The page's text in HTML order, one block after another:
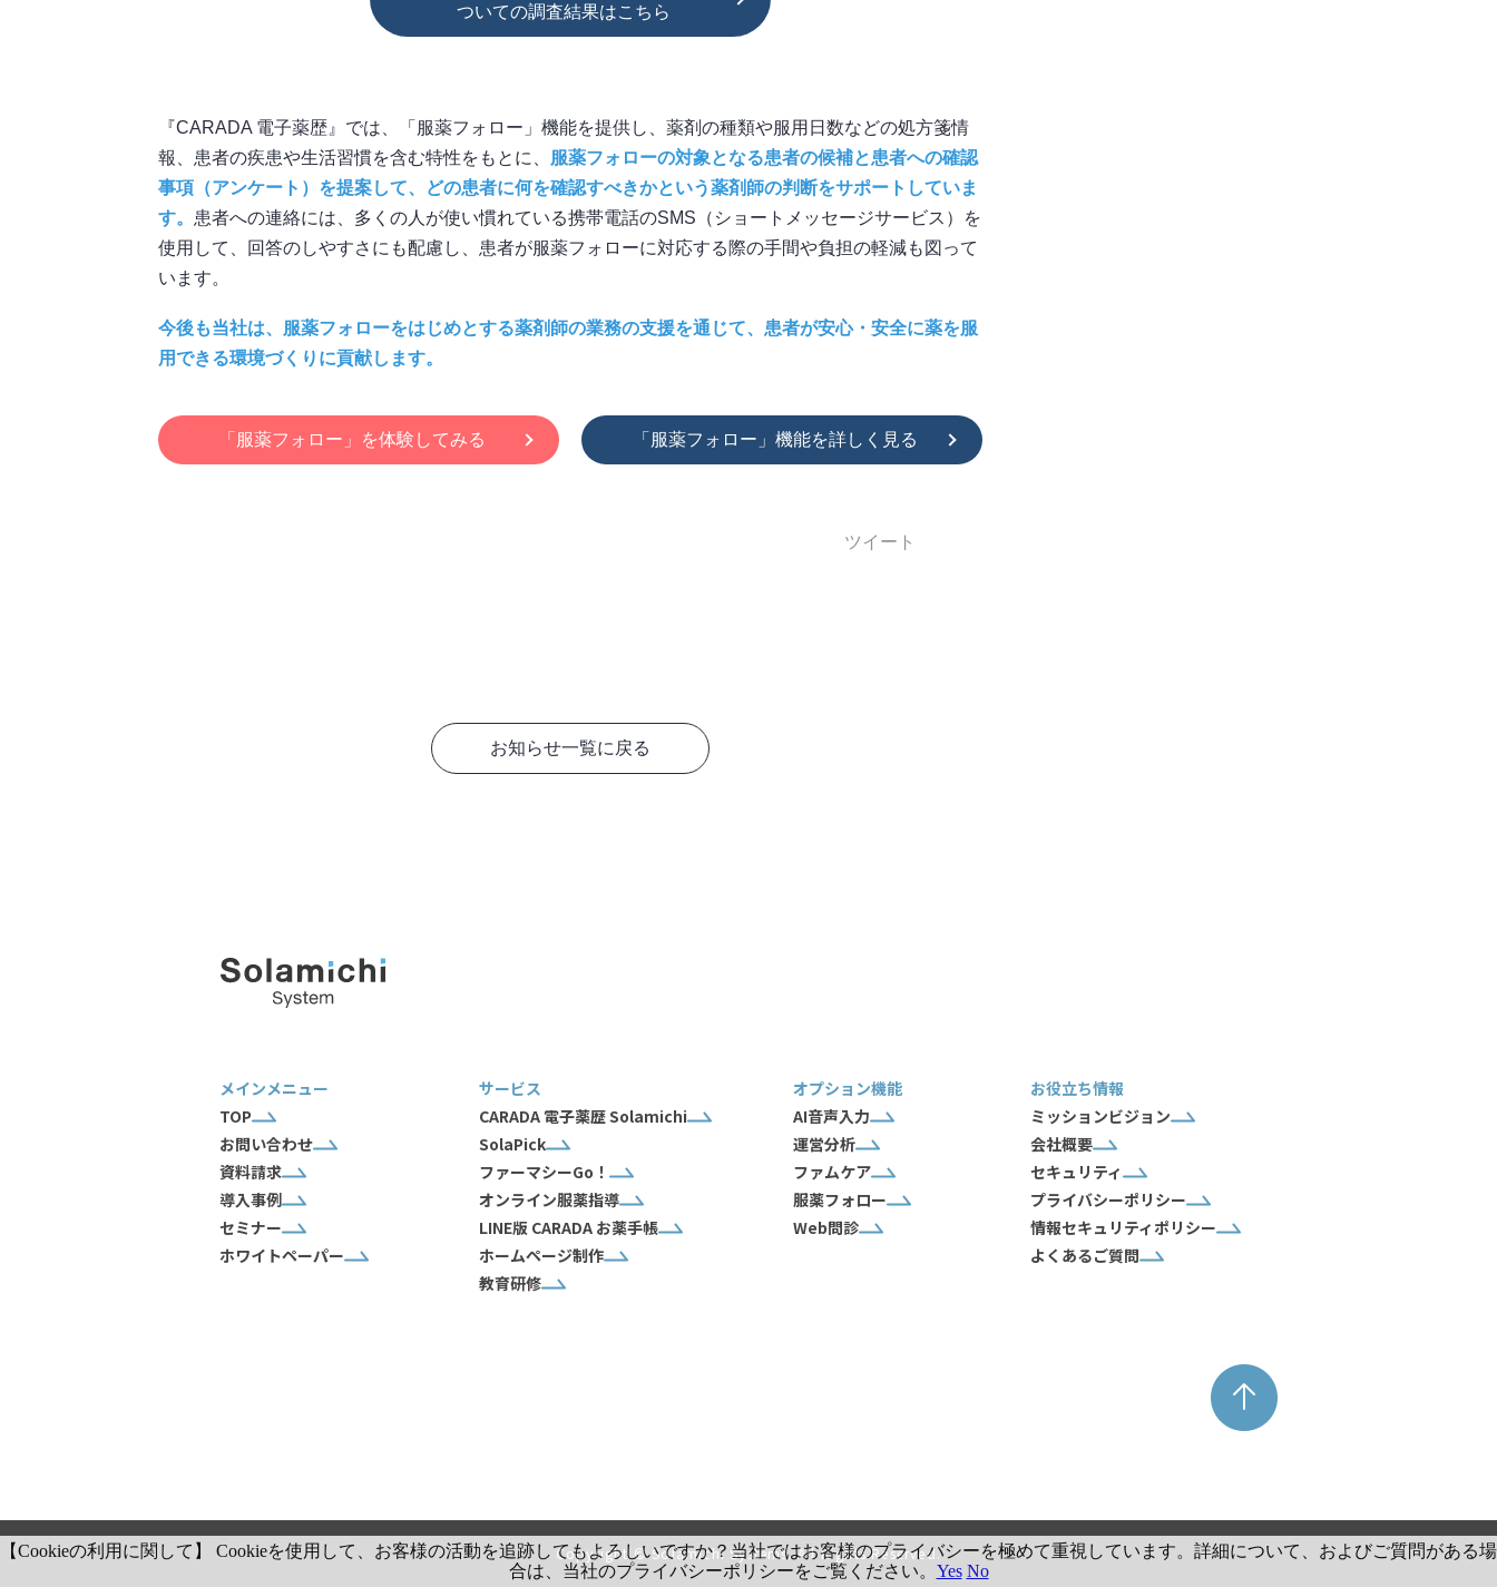
ついての調査結果はこちら
『CARADA 電子薬歴』では、「服薬フォロー」機能を提供し、薬剤の種類や服用日数などの処方箋情
報、患者の疾患や生活習慣を含む特性をもとに、 服薬フォローの対象となる患者の候補と患者への確認
事項（アンケート）を提案して、どの患者に何を確認すべきかという薬剤師の判断をサポートしていま
す。 患者への連絡には、多くの人が使い慣れている携帯電話のSMS（ショートメッセージサービス）を
使用して、回答のしやすさにも配慮し、患者が服薬フォローに対応する際の手間や負担の軽減も図って
います。
今後も当社は、服薬フォローをはじめとする薬剤師の業務の支援を通じて、患者が安心・安全に薬を服
用できる環境づくりに貢献します。
「服薬フォロー」を体験してみる 「服薬フォロー」機能を詳しく見る
ツイート
お知らせ一覧に戻る
メインメニュー
TOP
お問い合わせ
資料請求
導入事例
セミナー
ホワイトペーパー
サービス
CARADA 電子薬歴 Solamichi
SolaPick
ファーマシーGo！
オンライン服薬指導
LINE版 CARADA お薬手帳
ホームページ制作
教育研修
オプション機能
AI音声入力
運営分析
ファムケア
服薬フォロー
Web問診
お役立ち情報
ミッションビジョン
会社概要
セキュリティ
プライバシーポリシー
情報セキュリティポリシー
よくあるご質問
Copyright © Solamichi Systems. All Rights Reserved.
【Cookieの利用に関して】 Cookieを使用して、お客様の活動を追跡してもよろしいですか？当社ではお客様のプライバシーを極めて重視しています。詳細について、およびご質問がある場
合は、当社のプライバシーポリシーをご覧ください。 Yes No